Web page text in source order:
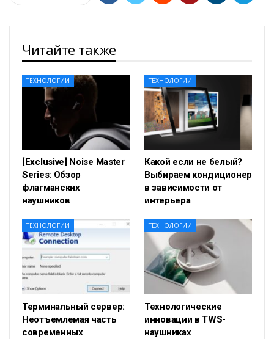
Читайте также
ТЕХНОЛОГИИ
[Exclusive] Noise Master
Series: Обзор
флагманских
наушников
ТЕХНОЛОГИИ
Какой если не белый?
Выбираем кондиционер
в зависимости от
интерьера
ТЕХНОЛОГИИ
Терминальный сервер:
Неотъемлемая часть
современных
ТЕХНОЛОГИИ
Технологические
инновации в TWS-
наушниках